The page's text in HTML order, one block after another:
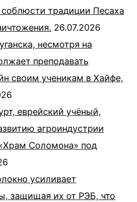
соблюсти традиции Песаха
26.07.2026
несмотря на
преподавать
своим ученикам в Хайфе,
еврейский учёный,
агроиндустрии
Соломона» под
усиливает
защищая их от РЭБ, что